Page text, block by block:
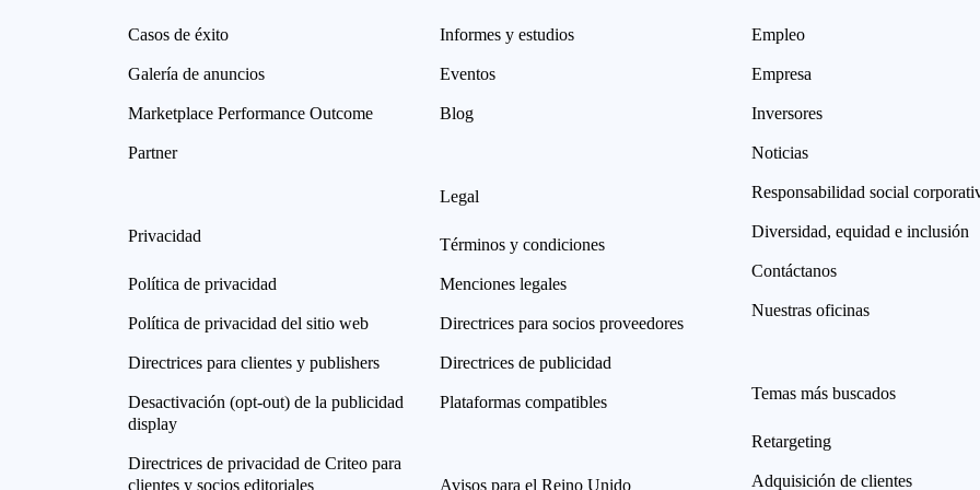
Casos de éxito
Galería de anuncios
Marketplace Performance Outcome
Partner
Privacidad
Política de privacidad
Política de privacidad del sitio web
Directrices para clientes y publishers
Desactivación (opt-out) de la publicidad
display
Directrices de privacidad de Criteo para
clientes y socios editoriales
Informes y estudios
Eventos
Blog
Legal
Términos y condiciones
Menciones legales
Directrices para socios proveedores
Directrices de publicidad
Plataformas compatibles
Avisos para el Reino Unido
Empleo
Empresa
Inversores
Noticias
Responsabilidad social
Diversidad, equidad e inclusión
Contáctanos
Nuestras oficinas
Temas más buscados
Retargeting
Adquisición de clientes